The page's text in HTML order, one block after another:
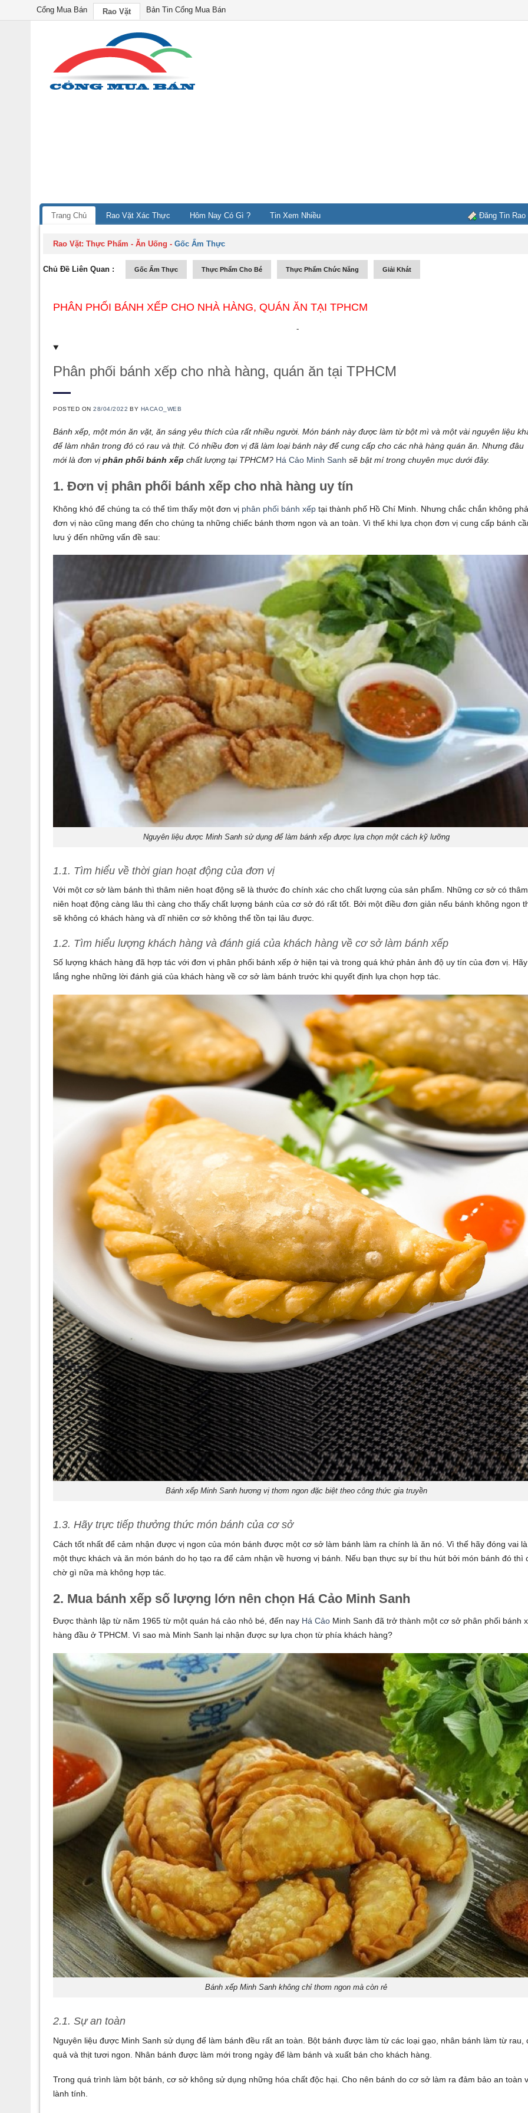
Cổng Mua Bán Rao Vặt Bản Tin Cổng Mua Bán
Trang Chủ Rao Vặt Xác Thực Hôm Nay Có Gì ? Tin Xem Nhiều Đăng Tin Rao
Rao Vặt:Thực Phẩm - Ăn Uống -Gốc Ẩm Thực
Chủ Đề Liên Quan : Gốc Ẩm Thực Thực Phẩm Cho Bé Thực Phẩm Chức Năng Giải Khát
PHÂN PHỐI BÁNH XẾP CHO NHÀ HÀNG, QUÁN ĂN TẠI TPHCM
-
Phân phối bánh xếp cho nhà hàng, quán ăn tại TPHCM
POSTED ON28/04/2022 BY HACAO_WEB
Bánh xếp, một món ăn vặt, ăn sáng yêu thích của rất nhiều người. Món bánh này được làm từ bột mì và một vài nguyên liệu
để làm nhân trong đó có rau và thịt. Có nhiều đơn vị đã làm loại bánh này để cung cấp cho các nhà hàng quán ăn. Nhưng đâu
mới là đơn vịphân phối bánh xếpchất lượng tại TPHCM? Há Cảo Minh Sanh sẽ bật mí trong chuyên mục dưới đây.
1. Đơn vị phân phối bánh xếp cho nhà hàng uy tín
Không khó để chúng ta có thể tìm thấy một đơn vị phân phối bánh xếp tại thành phố Hồ Chí Minh. Nhưng chắc chắn không
đơn vị nào cũng mang đến cho chúng ta những chiếc bánh thơm ngon và an toàn. Vì thế khi lựa chọn đơn vị cung cấp bánh
lưu ý đến những vấn đề sau:
Nguyên liệu được Minh Sanh sử dụng để làm bánh xếp được lựa chọn một cách kỹ lưỡng
1.1. Tìm hiểu về thời gian hoạt động của đơn vị
Với một cơ sở làm bánh thì thâm niên hoạt động sẽ là thước đo chính xác cho chất lượng của sản phẩm. Những cơ sở có thâm
niên hoạt động càng lâu thì càng cho thấy chất lượng bánh của cơ sở đó rất tốt. Bởi một điều đơn giản nếu bánh không ngon
sẽ không có khách hàng và dĩ nhiên cơ sở không thể tồn tại lâu được.
1.2. Tìm hiểu lượng khách hàng và đánh giá của khách hàng về cơ sở làm bánh xếp
Số lượng khách hàng đã hợp tác với đơn vị phân phối bánh xếp ở hiện tại và trong quá khứ phản ảnh độ uy tín của đơn vị. Hãy
lắng nghe những lời đánh giá của khách hàng về cơ sở làm bánh trước khi quyết định lựa chọn hợp tác.
Bánh xếp Minh Sanh hương vị thơm ngon đặc biệt theo công thức gia truyền
1.3. Hãy trực tiếp thưởng thức món bánh của cơ sở
Cách tốt nhất để cảm nhận được vị ngon của món bánh được một cơ sở làm bánh làm ra chính là ăn nó. Vì thế hãy đóng vai là
một thực khách và ăn món bánh do họ tạo ra để cảm nhận về hương vị bánh. Nếu bạn thực sự bí thu hút bởi món bánh đó thì
chờ gì nữa mà không hợp tác.
2. Mua bánh xếp số lượng lớn nên chọn Há Cảo Minh Sanh
Được thành lập từ năm 1965 từ một quán há cảo nhỏ bé, đến nay Há Cảo Minh Sanh đã trở thành một cơ sở phân phối bánh
hàng đầu ở TPHCM. Vì sao mà Minh Sanh lại nhận được sự lựa chọn từ phía khách hàng?
Bánh xếp Minh Sanh không chỉ thơm ngon mà còn rẻ
2.1. Sự an toàn
Nguyên liệu được Minh Sanh sử dụng để làm bánh đều rất an toàn. Bột bánh được làm từ các loại gạo, nhân bánh làm từ rau,
quả và thịt tươi ngon. Nhân bánh được làm mới trong ngày để làm bánh và xuất bán cho khách hàng.
Trong quá trình làm bột bánh, cơ sở không sử dụng những hóa chất độc hại. Cho nên bánh do cơ sở làm ra đảm bảo an toàn
lành tính.